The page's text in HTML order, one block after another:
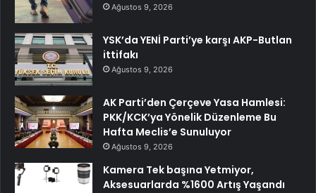
Ağustos 9, 2026
YSK’da YENİ Parti’ye karşı AKP-Butlan
ittifakı
Ağustos 9, 2026
AK Parti’den Çerçeve Yasa Hamlesi:
PKK/KCK’ya Yönelik Düzenleme Bu
Hafta Meclis’e Sunuluyor
Ağustos 9, 2026
Kamera Tek başına Yetmiyor,
Aksesuarlarda %1600 Artış Yaşandı